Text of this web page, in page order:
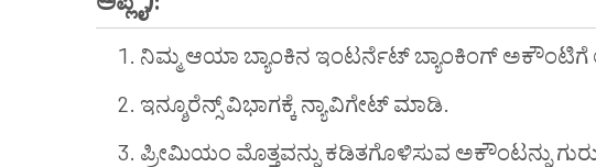
ನಿಮ್ಮ ಆಯಾ ಬ್ಯಾಂಕಿನ ಇಂಟರ್ನೆಟ್ ಬ್ಯಾಂಕಿಂಗ್ ಅಕೌಂಟಿಗೆ
ಇನ್ಶೂರೆನ್ಸ್ ವಿಭಾಗಕ್ಕೆ ನ್ಯಾವಿಗೇಟ್ ಮಾಡಿ.
ಪ್ರೀಮಿಯಂ ಮೊತ್ತವನ್ನು ಕಡಿತಗೊಳಿಸುವ ಅಕೌಂಟನ್ನು